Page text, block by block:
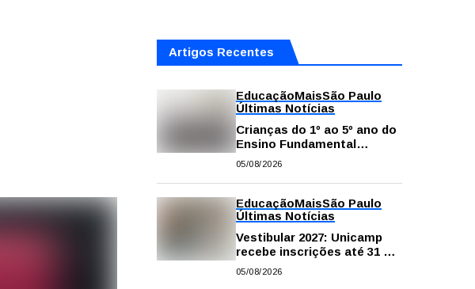
Artigos Recentes
EducaçãoMaisSão Paulo
Últimas Notícias
Crianças do 1º ao 5º ano do
Ensino Fundamental
contam com plataformas
na escola e em casa
05/08/2026
EducaçãoMaisSão Paulo
Últimas Notícias
Vestibular 2027: Unicamp
recebe inscrições até 31 de
agosto
05/08/2026